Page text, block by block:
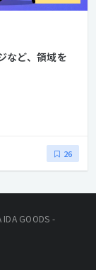
など、領域を
26
IDA GOODS -